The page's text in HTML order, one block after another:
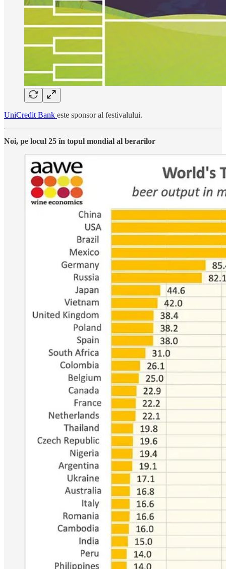
UniCredit Bank este sponsor al festivalului.
Noi, pe locul 25 în topul mondial al berarilor